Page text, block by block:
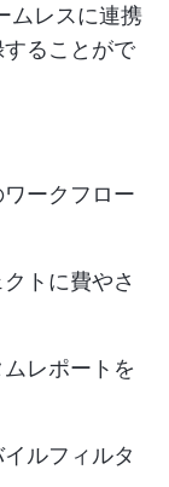
ムレスに連携
ることがで
ークフロー
トに費やさ
レポートを
ルフィルタ